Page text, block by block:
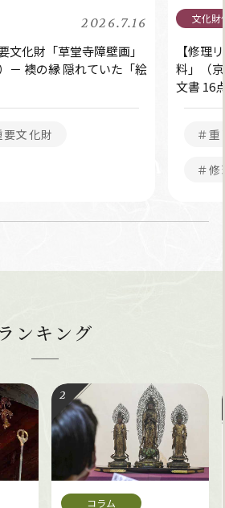
2026.7.16
文化財「草堂寺障壁画」
－ 襖の縁 隠れていた「絵
要文化財
【修理
料」（
文書 16
＃
＃修
ランキング